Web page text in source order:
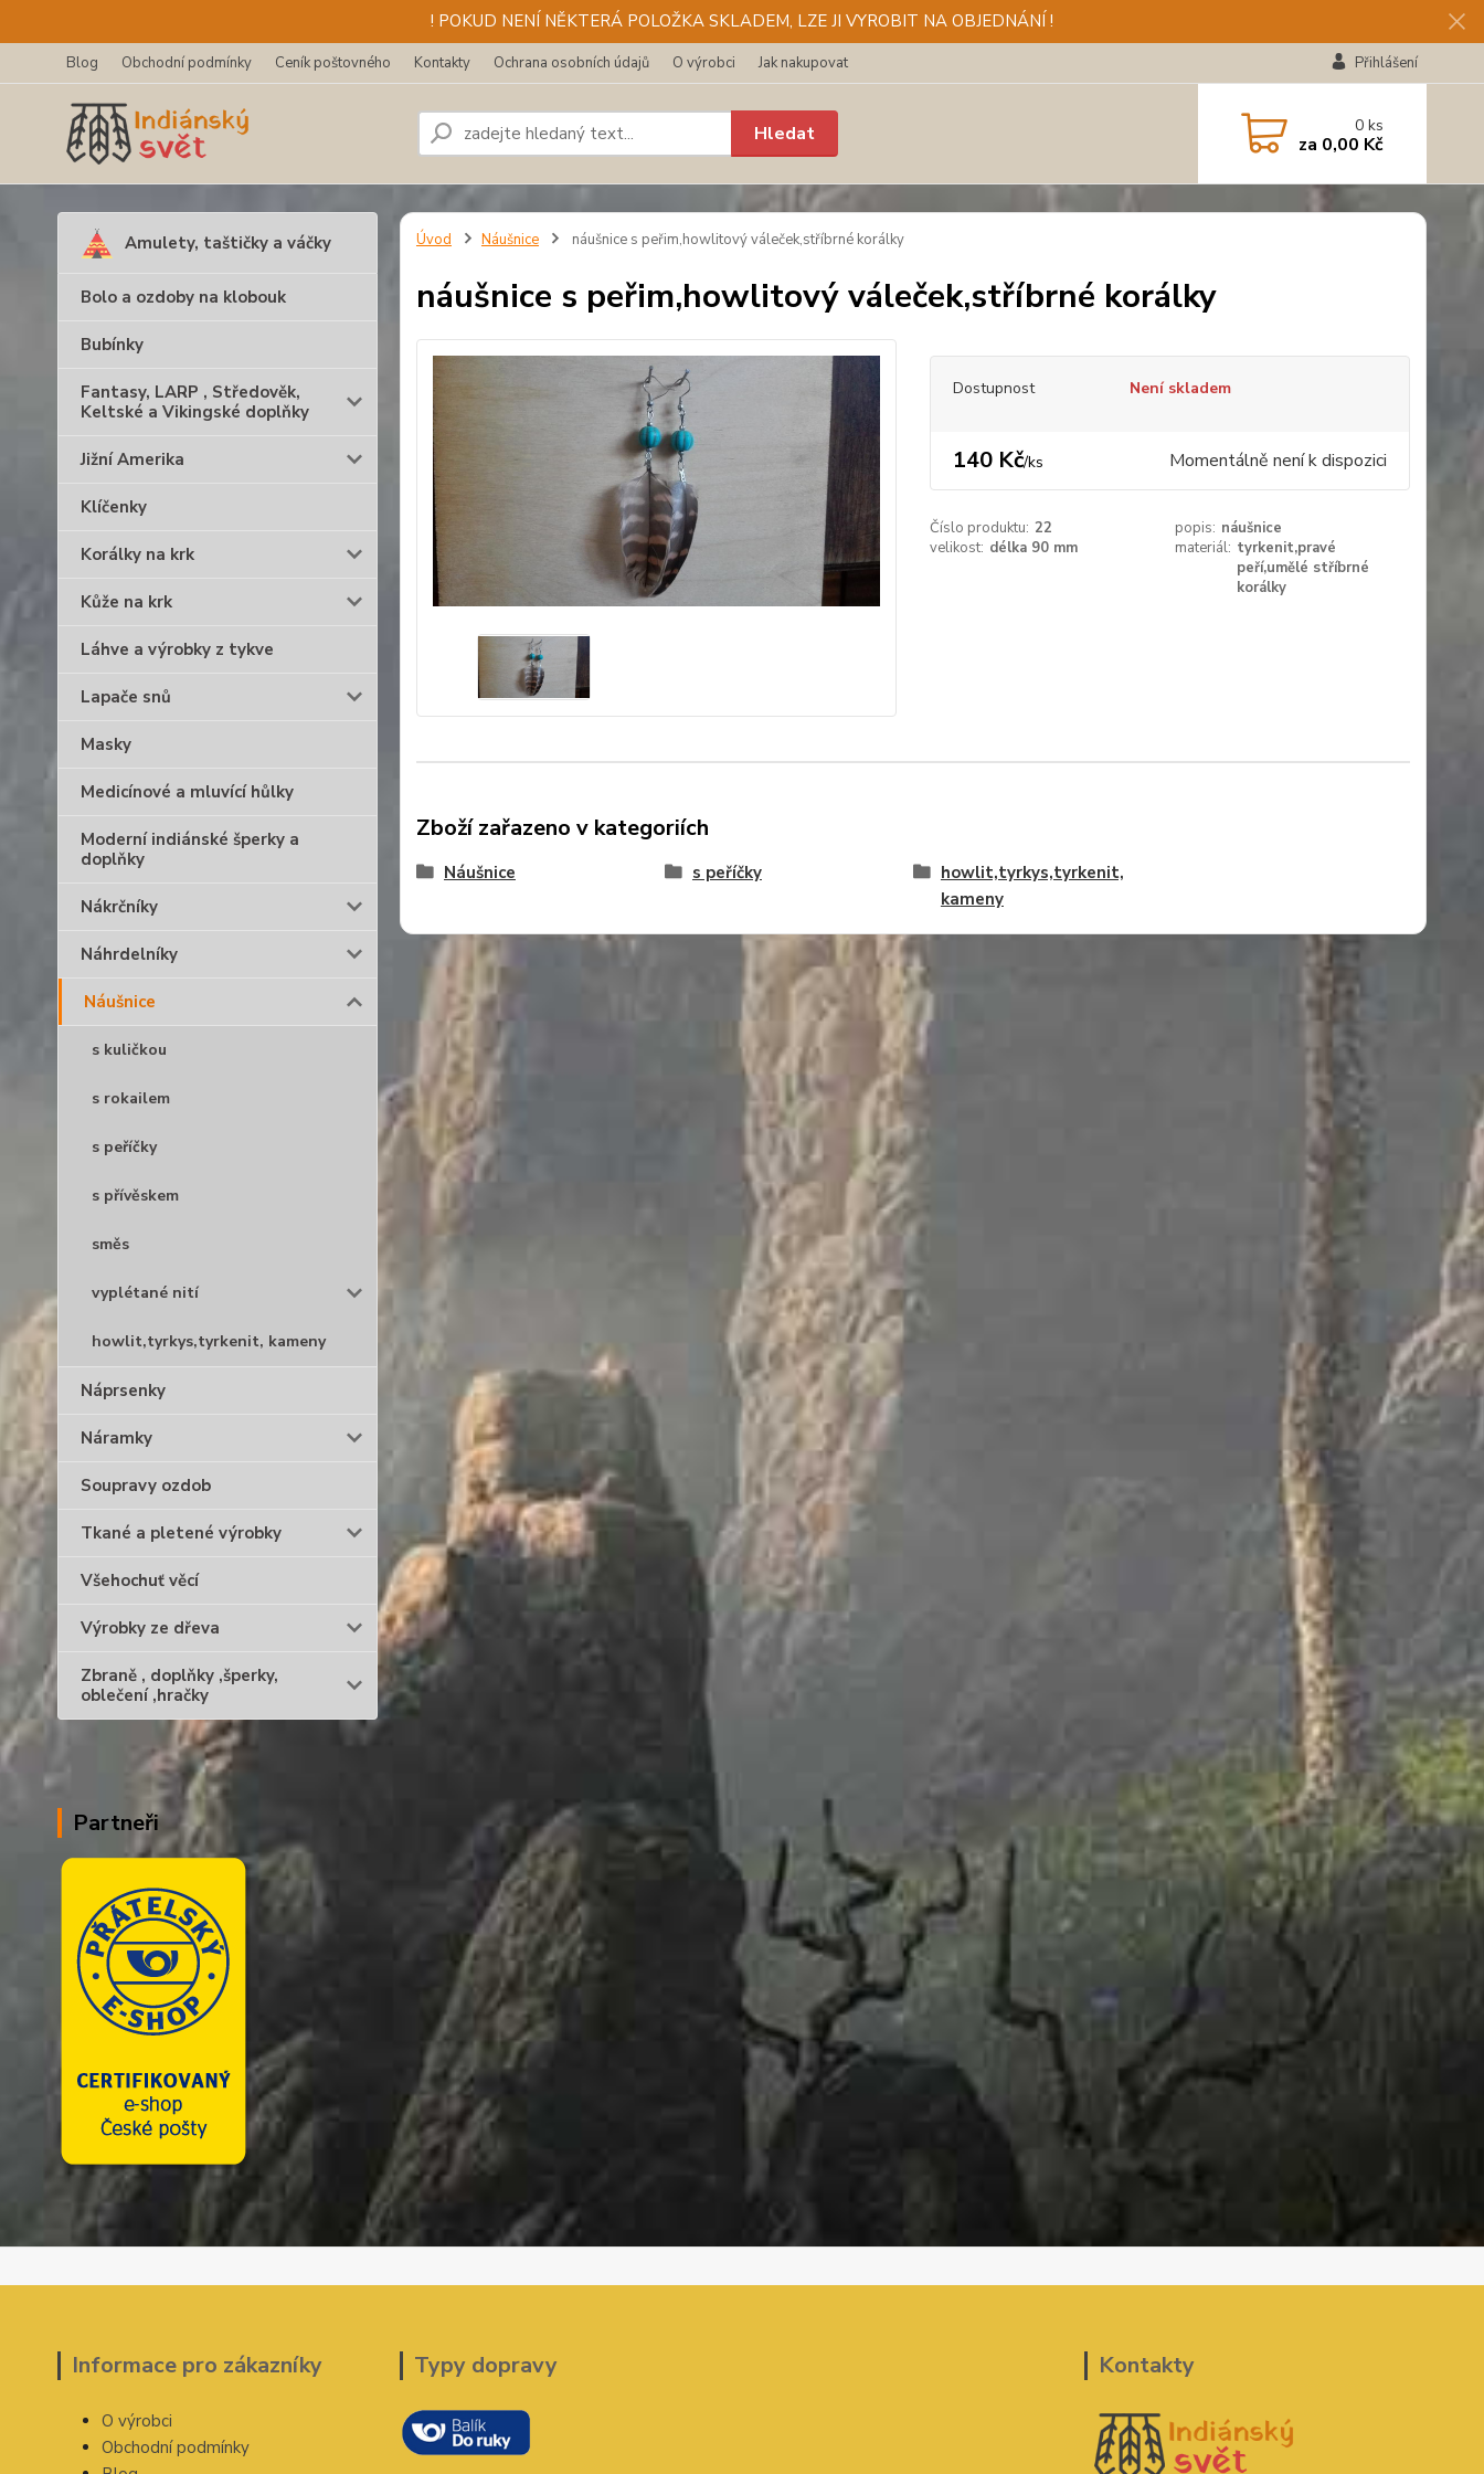
! POKUD NENÍ NĚKTERÁ POLOŽKA SKLADEM, LZE JI VYROBIT NA OBJEDNÁNÍ !
Blog Obchodní podmínky Ceník poštovného Kontakty Ochrana osobních údajů O výrobci Jak nakupovat Přihlášení
Hledat 0ks
za 0,00 Kč
Amulety, taštičky a váčky
Bolo a ozdoby na klobouk
Bubínky
Fantasy, LARP , Středověk,
Keltské a Vikingské doplňky
Jižní Amerika
Klíčenky
Korálky na krk
Kůže na krk
Láhve a výrobky z tykve
Lapače snů
Masky
Medicínové a mluvící hůlky
Moderní indiánské šperky a
doplňky
Nákrčníky
Náhrdelníky
Náušnice
s kuličkou
s rokailem
s peříčky
s přívěskem
směs
vyplétané nití
howlit,tyrkys,tyrkenit, kameny
Náprsenky
Náramky
Soupravy ozdob
Tkané a pletené výrobky
Všehochuť věcí
Výrobky ze dřeva
Zbraně , doplňky ,šperky,
oblečení ,hračky
Partneři
Úvod Náušnice náušnice s peřim,howlitový váleček,stříbrné korálky
náušnice s peřim,howlitový váleček,stříbrné korálky
Dostupnost Není skladem
140 Kč/ks Momentálně není k dispozici
Číslo produktu: 22 popis: náušnice
velikost: délka 90 mm materiál: tyrkenit,pravé
peří,umělé stříbrné
korálky
Zboží zařazeno v kategoriích
Náušnice s peříčky
howlit,tyrkys,tyrkenit,
kameny
Informace pro zákazníky
O výrobci
Obchodní podmínky
Typy dopravy Kontakty